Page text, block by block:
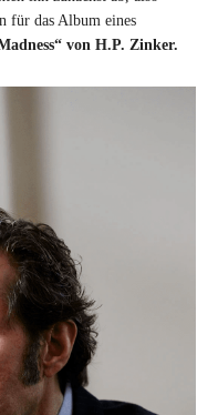
für das Album eines
von H.P. Zinker.